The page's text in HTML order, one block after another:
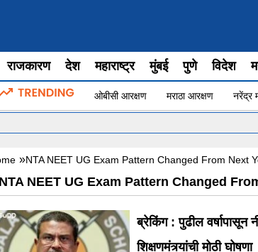
राजकारण देश महाराष्ट्र मुंबई पुणे विदेश
ओबीसी आरक्षण मराठा आरक्षण नरेंद्र
»NTA NEET UG Exam Pattern Changed From Next
NTA NEET UG Exam Pattern Changed
ब्रेकिंग : पुढील वर्षापासून
शिक्षणमंत्र्यांची मोठी घोषणा